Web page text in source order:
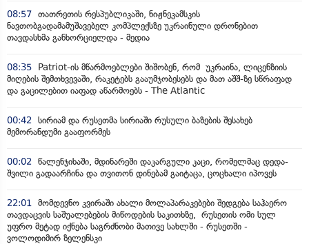
08:57 თათრეთის რესპუბლიკაში, ნიჟნეკამსკის
ნავთობგადამამუშავებელ კომპლექსზე უკრაინული დრონებით
თავდასხმა განხორციელდა - მედია
08:35
Patriot-ის მწარმოებლები შიშობენ, რომ უკრაინა, ლიცენზიის
მიღების შემთხვევაში, რაკეტებს გააუმჯობესებს და მათ აშშ-ზე სწრაფად
და გაცილებით იაფად აწარმოებს - The Atlantic
00:42
სირიამ და რუსეთმა სირიაში რუსული ბაზების შესახებ
მემორანდუმი გააფორმეს
00:02
წალენჯიხაში, მდინარეში დაკარგული კაცი, რომელმაც დედა-
შვილი გადაარჩინა და თვითონ დინებამ გაიტაცა, ცოცხალი იპოვეს
22:01
მომდევნო კვირაში ახალი მოლაპარაკებები შედგება საჰაერო
თავდაცვის საშუალებების მიწოდების საკითხზე, რუსეთის ომი სულ
უფრო მეტად იქნება საგრძნობი მათივე სახლში - რუსეთში -
ვოლოდიმირ ზელენსკი